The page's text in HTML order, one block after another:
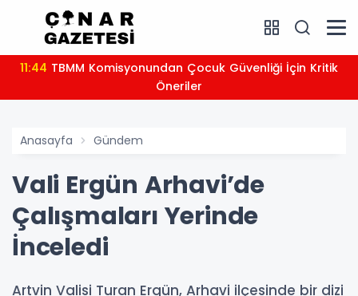
11:44
Öneriler
Anasayfa Gündem
Vali Ergün Arhavi’de
Çalışmaları Yerinde
İnceledi
Artvin Valisi Turan Ergün, Arhavi ilçesinde bir dizi